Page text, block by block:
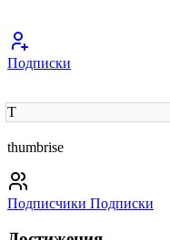
Подписки
T
thumbrise
Подписчики Подписки